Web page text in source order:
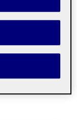
seguiment
realitzat
i
centre i el